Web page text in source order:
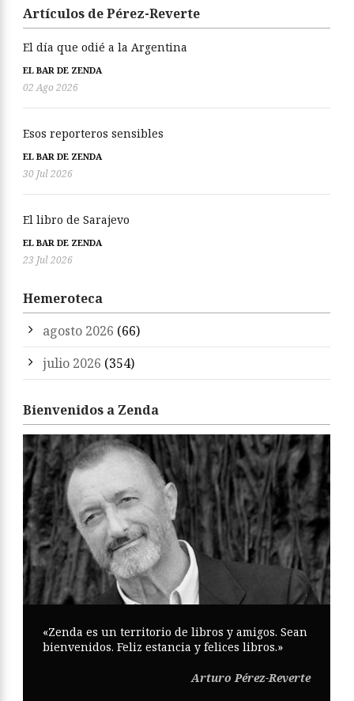
Artículos de Pérez-Reverte
El día que odié a la Argentina
EL BAR DE ZENDA
02 Ago 2026
Esos reporteros sensibles
EL BAR DE ZENDA
30 Jul 2026
El libro de Sarajevo
EL BAR DE ZENDA
23 Jul 2026
Hemeroteca
agosto 2026 (66)
julio 2026 (354)
Bienvenidos a Zenda
«Zenda es un territorio de libros y amigos. Sean
bienvenidos. Feliz estancia y felices libros.»
Arturo Pérez-Reverte